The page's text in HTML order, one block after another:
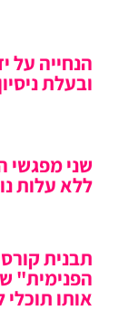
הנחייה על
ובעלת
שני מפגשי
ללא עלות
תבנית
הפנימית"
אותו